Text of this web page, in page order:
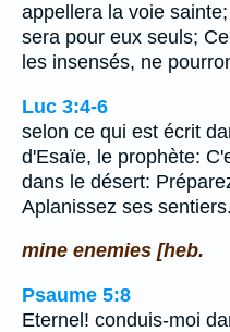
appellera la voie
sera pour eux seuls;
les insensés, ne
Luc 3:4-6
selon ce qui est écrit
d'Esaïe, le prophète:
dans le désert:
Aplanissez ses
mine enemies [heb.
Psaume 5:8
Eternel! conduis-moi